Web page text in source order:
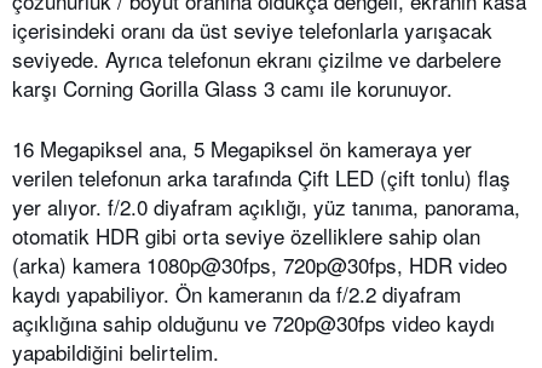
içerisindeki oranı da üst seviye telefonlarla yarışacak
seviyede. Ayrıca telefonun ekranı çizilme ve darbelere
karşı Corning Gorilla Glass 3 camı ile korunuyor.
16 Megapiksel ana, 5 Megapiksel ön kameraya yer
verilen telefonun arka tarafında Çift LED (çift tonlu) flaş
yer alıyor. f/2.0 diyafram açıklığı, yüz tanıma, panorama,
otomatik HDR gibi orta seviye özelliklere sahip olan
(arka) kamera 1080p@30fps, 720p@30fps, HDR video
kaydı yapabiliyor. Ön kameranın da f/2.2 diyafram
açıklığına sahip olduğunu ve 720p@30fps video kaydı
yapabildiğini belirtelim.